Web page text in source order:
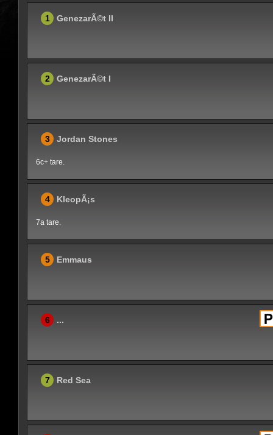
1 GenezarÃ©t II
2 GenezarÃ©t I
3 Jordan Stones
6c+ tare.
4 KleopÃ¡s
7a tare.
5 Emmaus
6 ...
7 Red Sea